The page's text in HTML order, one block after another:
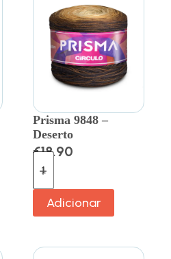
Prisma 9848 –
Deserto
€18.90
Adicionar